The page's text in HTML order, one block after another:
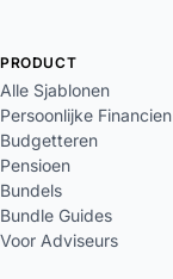
PRODUCT
Alle Sjablonen
Persoonlijke Financien
Budgetteren
Pensioen
Bundels
Bundle Guides
Voor Adviseurs